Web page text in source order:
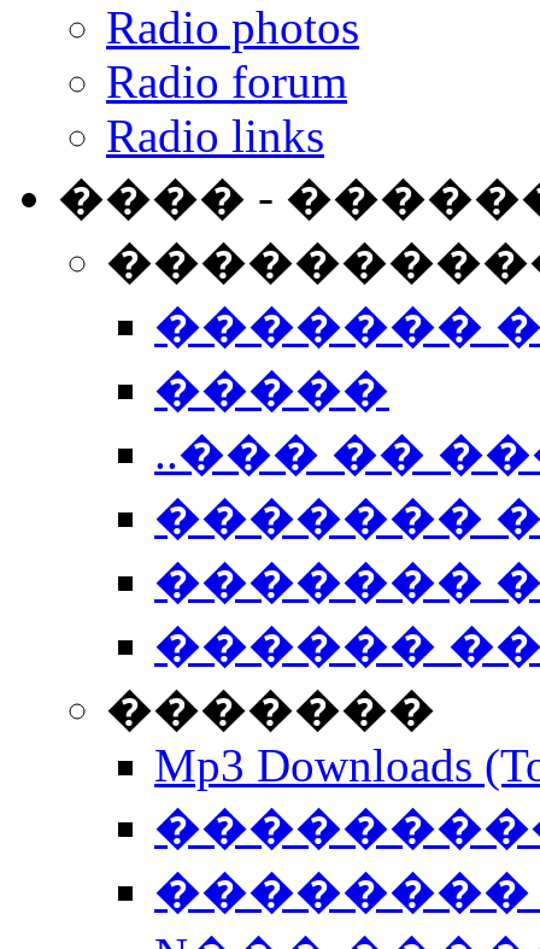
Radio photos
Radio forum
Radio links
���� -
�������
�����
..��� ��
�������
�������
������
�������
Mp3 Downloads
��������